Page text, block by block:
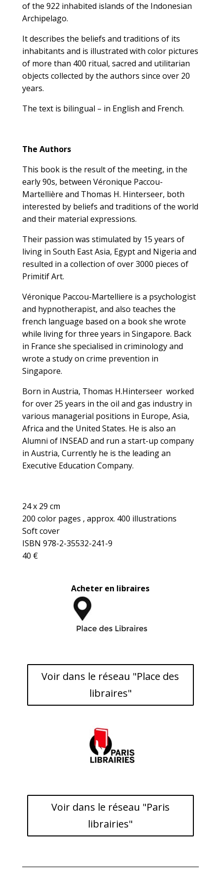
of the 922 inhabited islands of the Indonesian
Archipelago.
It describes the beliefs and traditions of its
inhabitants and is illustrated with color pictures
of more than 400 ritual, sacred and utilitarian
objects collected by the authors since over 20
years.
The text is bilingual – in English and French.
The Authors
This book is the result of the meeting, in the
early 90s, between Véronique Paccou-
Martellière and Thomas H. Hinterseer, both
interested by beliefs and traditions of the world
and their material expressions.
Their passion was stimulated by 15 years of
living in South East Asia, Egypt and Nigeria and
resulted in a collection of over 3000 pieces of
Primitif Art.
Véronique Paccou-Martelliere is a psychologist
and hypnotherapist, and also teaches the
french language based on a book she wrote
while living for three years in Singapore. Back
in France she specialised in criminology and
wrote a study on crime prevention in
Singapore.
Born in Austria, Thomas H.Hinterseer worked
for over 25 years in the oil and gas industry in
various managerial positions in Europe, Asia,
Africa and the United States. He is also an
Alumni of INSEAD and run a start-up company
in Austria, Currently he is the leading an
Executive Education Company.
24 x 29 cm
200 color pages , approx. 400 illustrations
Soft cover
ISBN 978-2-35532-241-9
40 €
Acheter en libraires
Voir dans le réseau "Place des
libraires"
Voir dans le réseau "Paris
librairies"